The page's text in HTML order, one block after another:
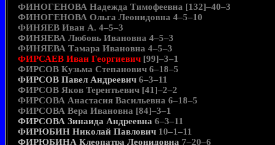
ФИНОГЕНОВА Надежда Тимофеевна [132]–40–3
ФИНОГЕНОВА Ольга Леонидовна 4–5–10
ФИНЯЕВ Иван А. 4–5–3
ФИНЯЕВА Любовь Ивановна 4–5–3
ФИНЯЕВА Тамара Ивановна 4–5–3
ФИРСАЕВ Иван Георгиевич [99]–3–1
ФИРСОВ Кузьма Степанович 6–18–5
ФИРСОВ Павел Андреевич 6–3–11
ФИРСОВ Яков Терентьевич [41]–2–2
ФИРСОВА Анастасия Васильевна 6–18–5
ФИРСОВА Вера Ивановна [84]–3–1
ФИРСОВА Зинаида Андреевна 6–3–11
ФИРЮБИН Николай Павлович 10–1–11
ФИРЮБИНА Клеопатра Леонидовна 7–20–6